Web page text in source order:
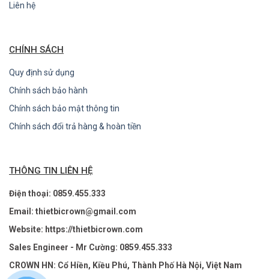
Liên hệ
CHÍNH SÁCH
Quy định sử dụng
Chính sách bảo hành
Chính sách bảo mật thông tin
Chính sách đổi trả hàng & hoàn tiền
THÔNG TIN LIÊN HỆ
Điện thoại: 0859.455.333
Email: thietbicrown@gmail.com
Website: https://thietbicrown.com
Sales Engineer - Mr Cường: 0859.455.333
CROWN HN: Cổ Hiền, Kiều Phú, Thành Phố Hà Nội, Việt Nam